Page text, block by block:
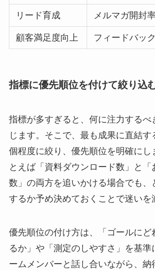
リード育成 メルマガ開封
顧客満足度向上 フィードバッ
指標に優先順位を付けて絞り込
指標が多すぎると、何に注力するべ
じます。そこで、最も成果に直結す
個程度に絞り、優先順位を明確にし
とえば「資料ダウンロード数」と「
数」の両方を追いかける場合でも、
するか予め決めておくことで迷いを
優先順位の付け方は、「ゴールにど
るか」や「測定のしやすさ」を基準
ームメンバーと話し合いながら、納